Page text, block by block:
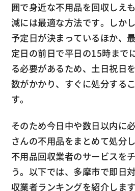
囲で身近な不用品を回収しえ
減には最適な方法です。しか
予定日が決まっているほか、
定日の前日で平日の15時まで
る必要があるため、土日祝日
数がかかり、すぐに処分する
す。
そのため今日中や数日以内に
さんの不用品をまとめて処分
不用品回収業者のサービスを
う。以下では、多摩市で即日
収業者ランキングを紹介します